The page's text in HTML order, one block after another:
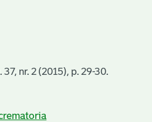
nr. 2 (2015), p. 29-30.